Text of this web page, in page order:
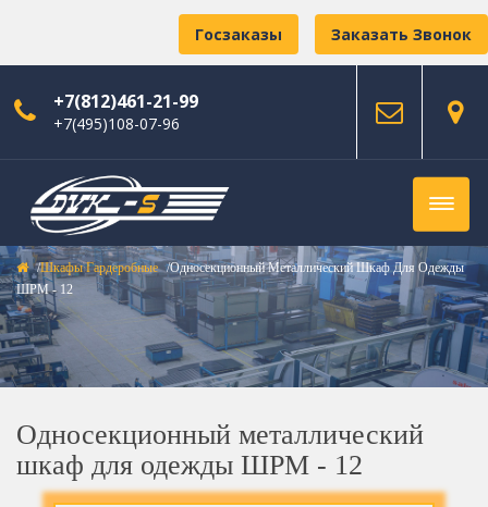
Заказать Звонок
Госзаказы
+7(812)461-21-99
+7(495)108-07-96
Шкафы Гардеробные
Односекционный Металлический Шкаф Для Одежды
ШРМ - 12
Односекционный металлический
шкаф для одежды ШРМ - 12